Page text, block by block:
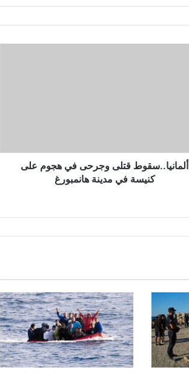
ألمانيا..سقوط قتلى وجرحى في هجوم على
كنيسة في مدينة هانمبورغ